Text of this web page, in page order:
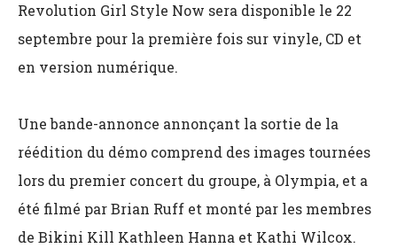
Revolution Girl Style Now sera disponible le 22
septembre pour la première fois sur vinyle, CD et
en version numérique.
Une bande-annonce annonçant la sortie de la
réédition du démo comprend des images tournées
lors du premier concert du groupe, à Olympia, et a
été filmé par Brian Ruff et monté par les membres
de Bikini Kill Kathleen Hanna et Kathi Wilcox.